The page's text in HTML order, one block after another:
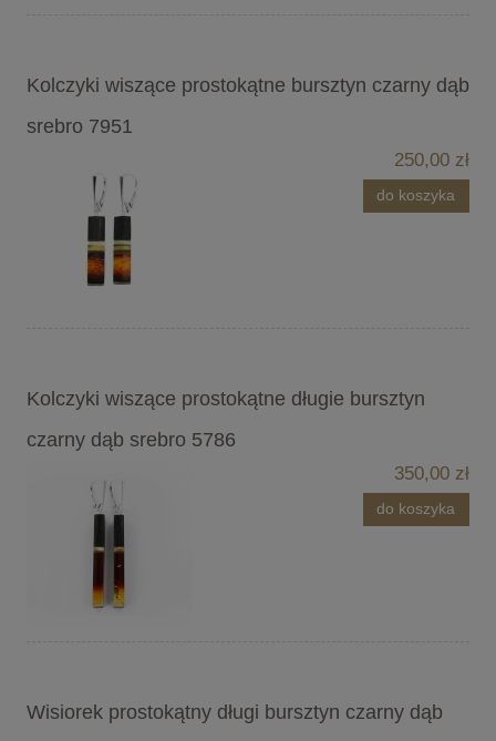
Kolczyki wiszące prostokątne bursztyn czarny dąb
srebro 7951
250,00 zł
do koszyka
Kolczyki wiszące prostokątne długie bursztyn
czarny dąb srebro 5786
350,00 zł
do koszyka
Wisiorek prostokątny długi bursztyn czarny dąb